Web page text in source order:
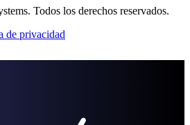
Todos los derechos reservados.
de privacidad